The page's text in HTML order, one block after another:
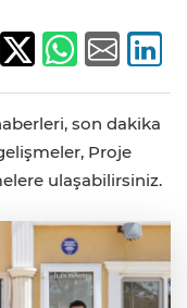
son dakika
Proje
ulaşabilirsiniz.